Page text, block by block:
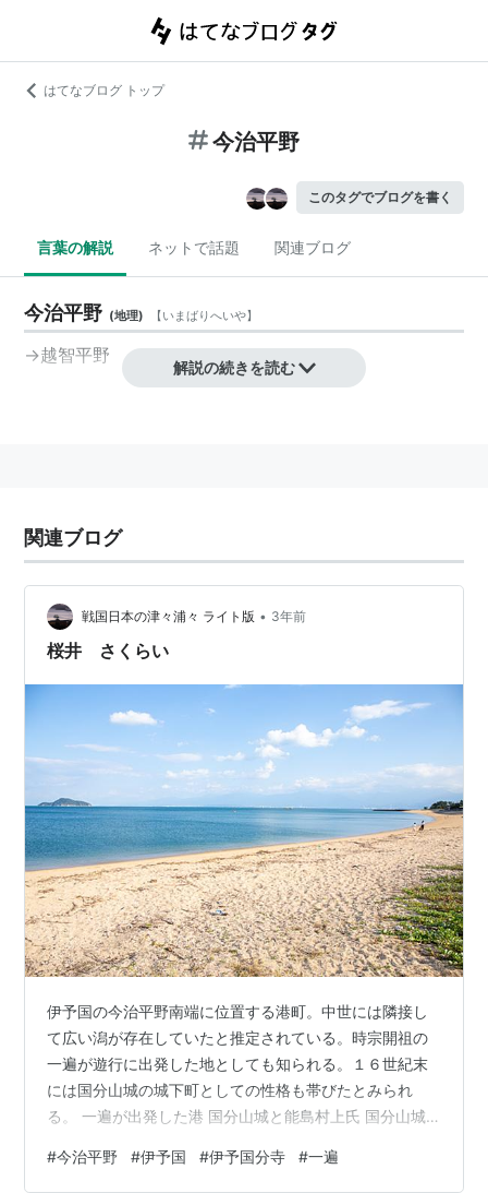
はてなブログ トップ
今治平野
このタグでブログを書く
言葉の解説 ネットで話題 関連ブログ
今治平野 (地理) 【いまばりへいや】
→越智平野
解説の続きを読む
関連ブログ
戦国日本の津々浦々 ライト版 • 3年前
桜井 さくらい
伊予国の今治平野南端に位置する港町。中世には隣接し
て広い潟が存在していたと推定されている。時宗開祖の
一遍が遊行に出発した地としても知られる。１６世紀末
には国分山城の城下町としての性格も帯びたとみられ
る。 一遍が出発した港 国分山城と能島村上氏 国分山城
の文永十一年（１２７４）二月八日、一遍は故郷の伊予
#今治平野 #伊予国 #伊予国分寺 #一遍